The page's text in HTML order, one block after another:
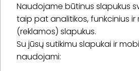
Naudojame būtinus slapukus
taip pat analitikos, funkcinius ir
(reklamos) slapukus.
Su jūsų sutikimu slapukai ir
naudojami:
* Susipažinau su privatumo